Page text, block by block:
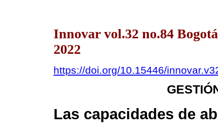
Innovar vol.32 no.84
2022
https://doi.org/10.15446/
Las capacidades de